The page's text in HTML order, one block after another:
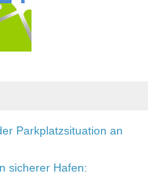
Parkplatzsituation an
sicherer Hafen: